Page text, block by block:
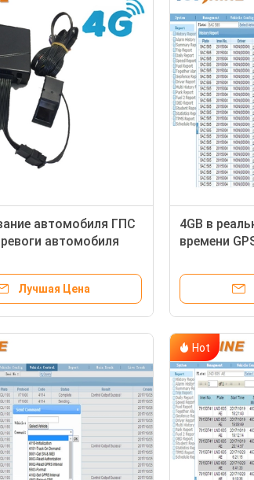
автомобиля ГПС
автомобиля
флота
Лучшая Цена
4GB в
времени
автобусов
Hot